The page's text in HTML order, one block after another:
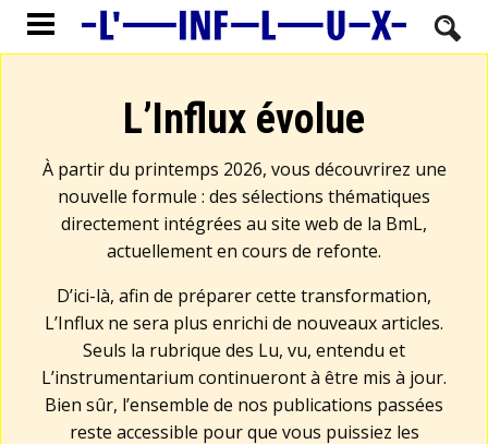
L’Influx évolue
À partir du printemps 2026, vous découvrirez une
nouvelle formule : des sélections thématiques
directement intégrées au site web de la BmL,
actuellement en cours de refonte.
D’ici-là, afin de préparer cette transformation,
L’Influx ne sera plus enrichi de nouveaux articles.
Seuls la rubrique des Lu, vu, entendu et
L’instrumentarium continueront à être mis à jour.
Bien sûr, l’ensemble de nos publications passées
reste accessible pour que vous puissiez les